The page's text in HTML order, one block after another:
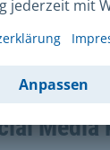
zu
Media